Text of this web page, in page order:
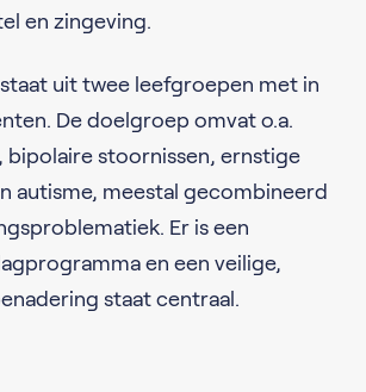
en zingeving.
uit twee leefgroepen met in
De doelgroep omvat o.a.
bipolaire stoornissen, ernstige
autisme, meestal gecombineerd
Er is een
en een veilige,
staat centraal.